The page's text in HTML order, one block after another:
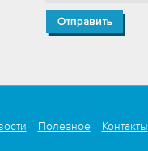
Полезное Контакты